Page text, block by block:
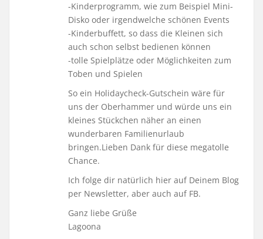
-Kinderprogramm, wie zum Beispiel Mini-
Disko oder irgendwelche schönen Events
-Kinderbuffett, so dass die Kleinen sich
auch schon selbst bedienen können
-tolle Spielplätze oder Möglichkeiten zum
Toben und Spielen
So ein Holidaycheck-Gutschein wäre für
uns der Oberhammer und würde uns ein
kleines Stückchen näher an einen
wunderbaren Familienurlaub
bringen.Lieben Dank für diese megatolle
Chance.
Ich folge dir natürlich hier auf Deinem Blog
per Newsletter, aber auch auf FB.
Ganz liebe Grüße
Lagoona